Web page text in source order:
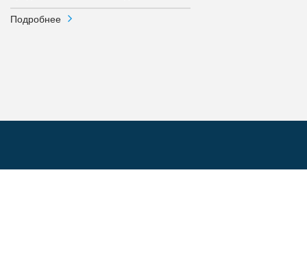
Подробнее